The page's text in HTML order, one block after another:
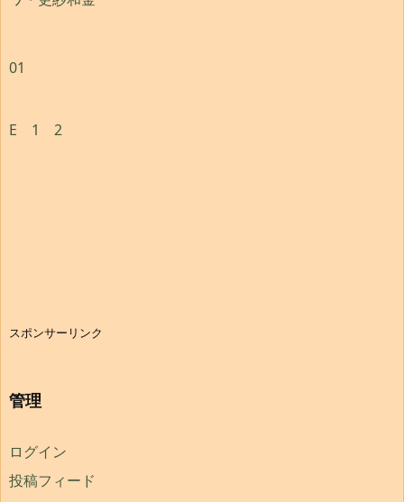
01
E 1 2
スポンサーリンク
管理
ログイン
投稿フィード